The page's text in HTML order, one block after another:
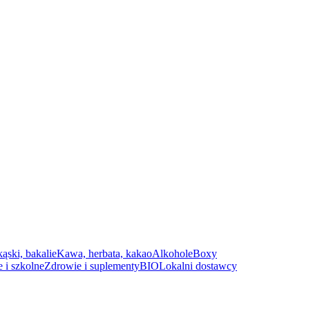
bakalieKawa, herbata, kakaoAlkoholeBoxy
i szkolneZdrowie i suplementyBIOLokalni dostawcy